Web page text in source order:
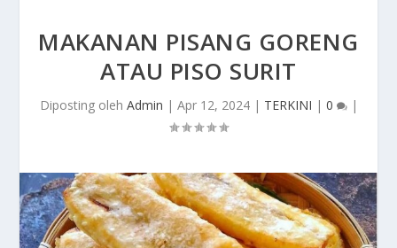
MAKANAN PISANG GORENG
ATAU PISO SURIT
Diposting oleh Admin | Apr 12, 2024| TERKINI | 0 |